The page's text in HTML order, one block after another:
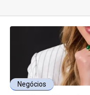
Negócios